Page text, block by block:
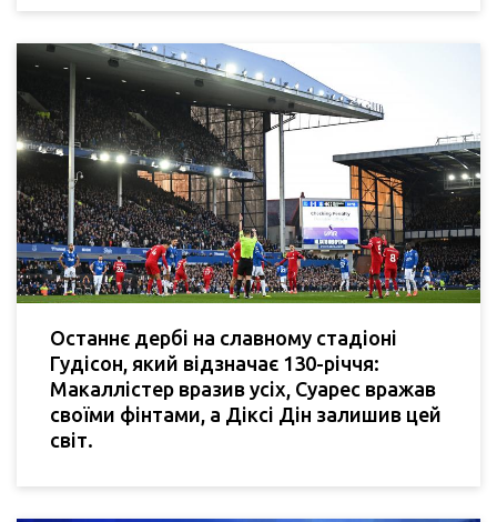
Останнє дербі на славному стадіоні
Гудісон, який відзначає 130-річчя:
Макаллістер вразив усіх, Суарес вражав
своїми фінтами, а Діксі Дін залишив цей
світ.